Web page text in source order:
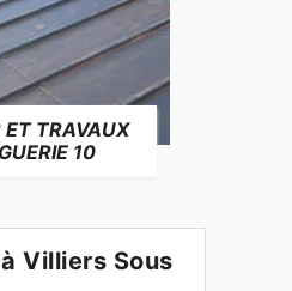
ET TRAVAUX
10
Villiers Sous